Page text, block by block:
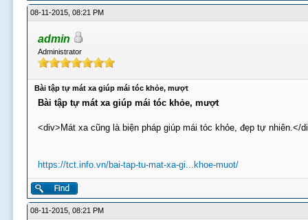
08-11-2015, 08:21 PM
admin
Administrator
Bài tập tự mát xa giúp mái tóc khỏe, mượt
Bài tập tự mát xa giúp mái tóc khỏe, mượt
<div>Mát xa cũng là biện pháp giúp mái tóc khỏe, đẹp tự nhiên.</
https://tct.info.vn/bai-tap-tu-mat-xa-gi...khoe-muot/
08-11-2015, 08:21 PM